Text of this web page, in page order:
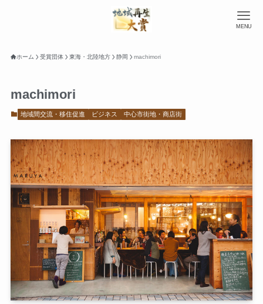
MENU
ホーム 受賞団体 東海・北陸地方 静岡 machimori
machimori
地域間交流・移住促進 ビジネス 中心市街地・商店街